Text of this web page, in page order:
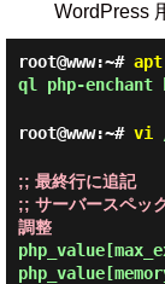
WordPress
root@www:~# apt
ql php-enchant
root@www:~# vi
;; 最終行に追記
;; サーバースペッ
調整